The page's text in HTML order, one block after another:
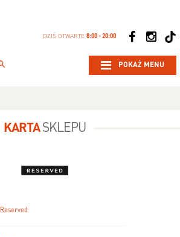
DZIŚ OTWARTE8:00 - 20:00
POKAŻ MENU
KARTASKLEPU
Reserved